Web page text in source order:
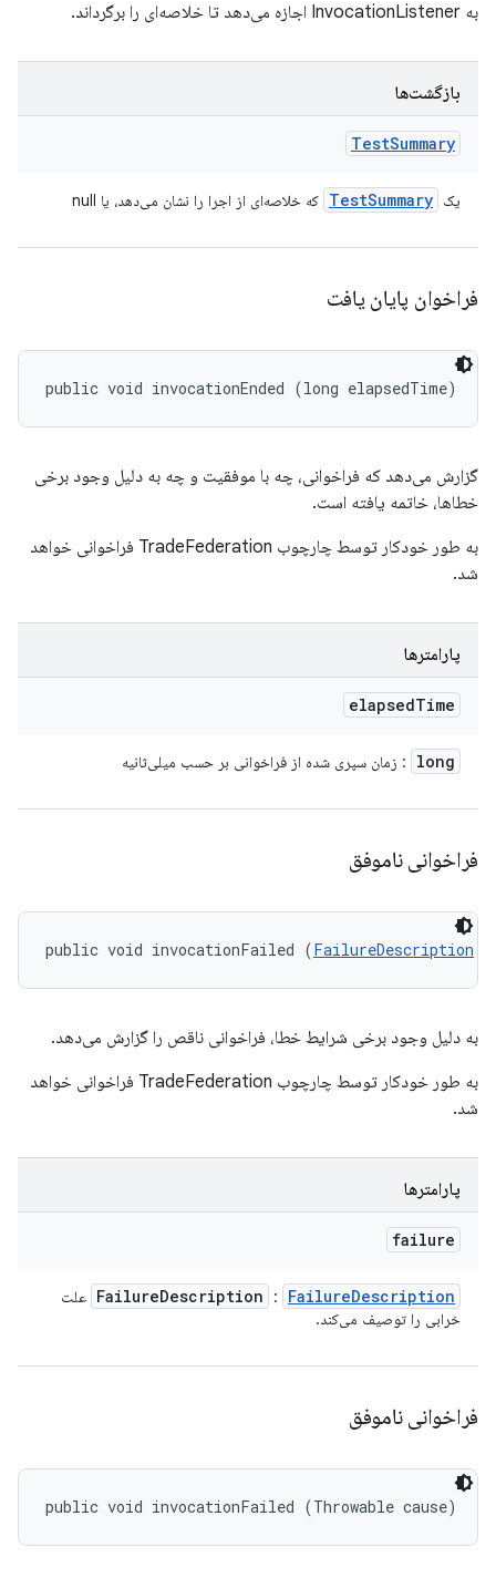
به InvocationListener اجازه می‌دهد تا خلاصه‌ای را برگرداند.
بازگشت‌ها
TestSummary
یک TestSummary که خلاصه‌ای از اجرا را نشان می‌دهد، یا null
فراخوان پایان یافت
public void invocationEnded (long elapsedTime)
گزارش می‌دهد که فراخوانی، چه با موفقیت و چه به دلیل وجود برخی
خطاها، خاتمه یافته است.
به طور خودکار توسط چارچوب TradeFederation فراخوانی خواهد
شد.
پارامترها
elapsedTime
long : زمان سپری شده از فراخوانی بر حسب میلی‌ثانیه
فراخوانی ناموفق
public void invocationFailed (FailureDescription
به دلیل وجود برخی شرایط خطا، فراخوانی ناقص را گزارش می‌دهد.
به طور خودکار توسط چارچوب TradeFederation فراخوانی خواهد
شد.
پارامترها
failure
FailureDescription : FailureDescription
علت
خرابی را توصیف می‌کند.
فراخوانی ناموفق
public void invocationFailed (Throwable cause)